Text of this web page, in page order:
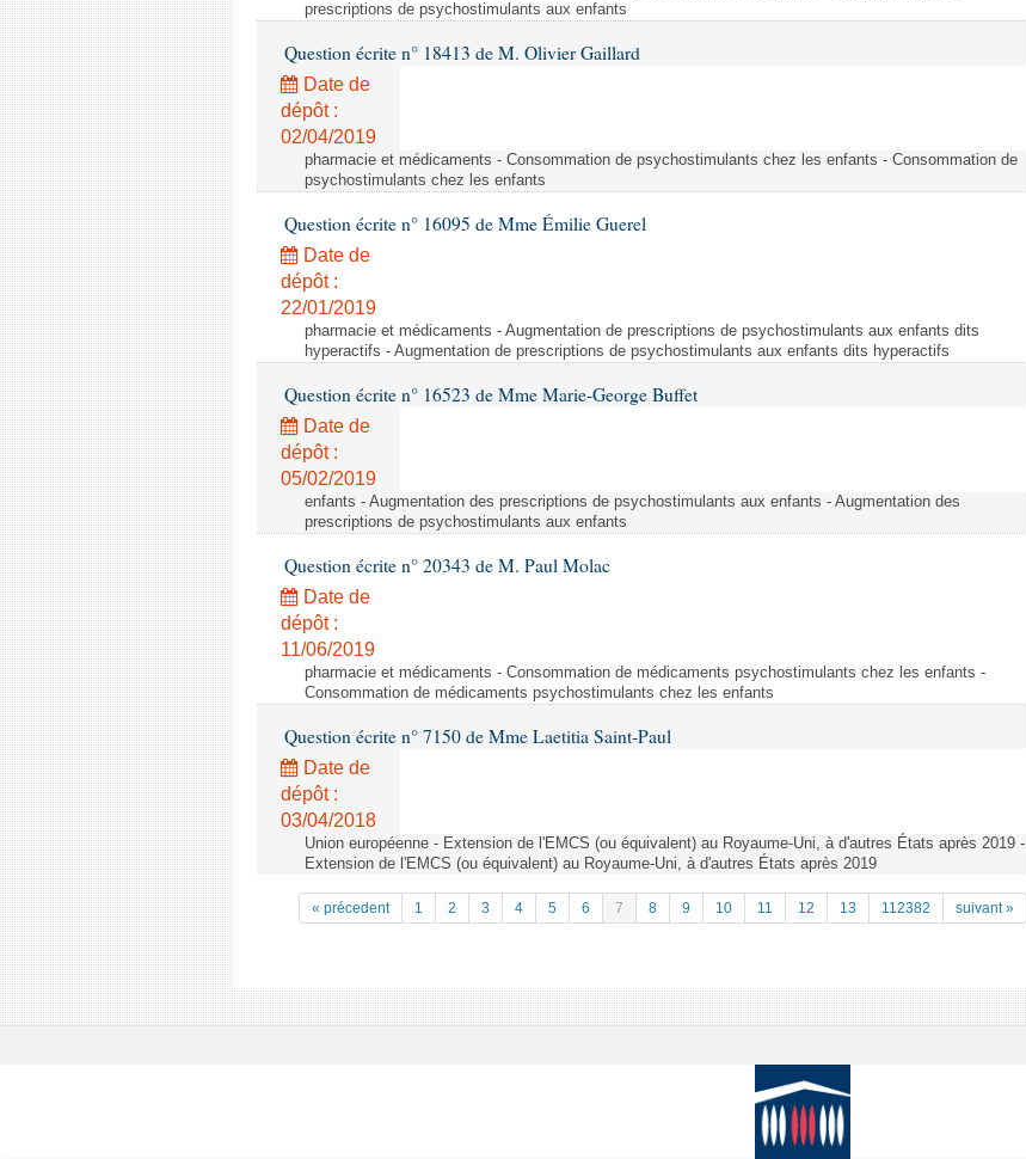
prescriptions de psychostimulants aux enfants
Question écrite n° 18413 de M. Olivier Gaillard
Date de
dépôt :
02/04/2019
pharmacie et médicaments - Consommation de psychostimulants chez les enfants - Consommation de
psychostimulants chez les enfants
Question écrite n° 16095 de Mme Émilie Guerel
Date de
dépôt :
22/01/2019
pharmacie et médicaments - Augmentation de prescriptions de psychostimulants aux enfants dits
hyperactifs - Augmentation de prescriptions de psychostimulants aux enfants dits hyperactifs
Question écrite n° 16523 de Mme Marie-George Buffet
Date de
dépôt :
05/02/2019
enfants - Augmentation des prescriptions de psychostimulants aux enfants - Augmentation des
prescriptions de psychostimulants aux enfants
Question écrite n° 20343 de M. Paul Molac
Date de
dépôt :
11/06/2019
pharmacie et médicaments - Consommation de médicaments psychostimulants chez les enfants -
Consommation de médicaments psychostimulants chez les enfants
Question écrite n° 7150 de Mme Laetitia Saint-Paul
Date de
dépôt :
03/04/2018
Union européenne - Extension de l'EMCS (ou équivalent) au Royaume-Uni, à d'autres États après 2019 -
Extension de l'EMCS (ou équivalent) au Royaume-Uni, à d'autres États après 2019
« précedent 1 2 3 4 5 6 7 8 9 10 11 12 13 112382 suivant »